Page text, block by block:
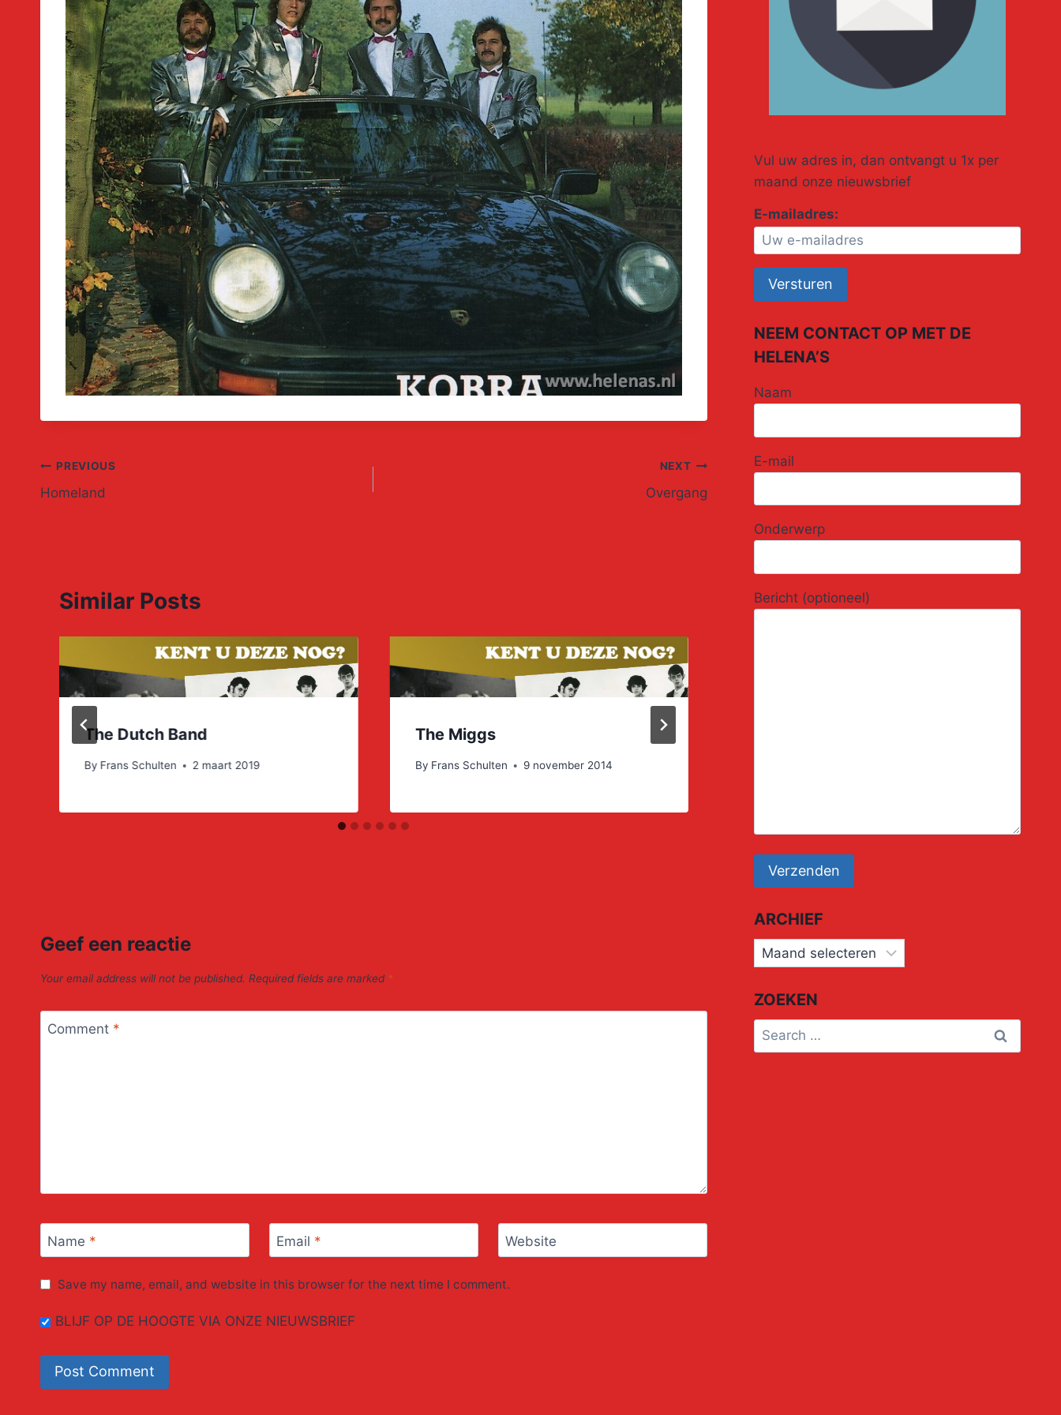
Post
navigation
PREVIOUS
Homeland
NEXT
Overgang
Similar Posts
The Dutch Band
By Frans Schulten 2 maart 2019
The Miggs
By Frans Schulten 9 november 2014
Geef een reactie
Your email address will not be published. Required fields are marked *
Comment *
Name * Email * Website
Save my name, email, and website in this browser for the next time I comment.
BLIJF OP DE HOOGTE VIA ONZE NIEUWSBRIEF
Vul uw adres in, dan ontvangt u 1x per
maand onze nieuwsbrief
E-mailadres:
NEEM CONTACT OP MET DE
HELENA’S
Naam
E-mail
Onderwerp
Bericht (optioneel)
ARCHIEF
Archief
ZOEKEN
Search
for: